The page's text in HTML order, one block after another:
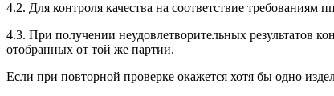
4.2. Для контроля качества на соответствие
4.3. При получении неудовлетворительных результатов
отобранных от той же партии.
Если при повторной проверке окажется хотя бы одно